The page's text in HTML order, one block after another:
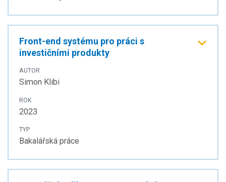
Front-end systému pro práci s
investičními produkty
AUTOR
Simon Klibi
ROK
2023
TYP
Bakalářská práce